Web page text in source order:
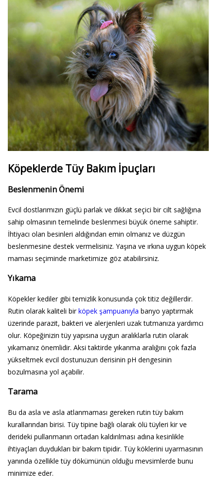
Köpeklerde Tüy Bakım İpuçları
Beslenmenin Önemi
Evcil dostlarımızın güçlü parlak ve dikkat seçici bir cilt sağlığına
sahip olmasının temelinde beslenmesi büyük öneme sahiptir.
İhtiyacı olan besinleri aldığından emin olmanız ve düzgün
beslenmesine destek vermelisiniz. Yaşına ve ırkına uygun köpek
maması seçiminde marketimize göz atabilirsiniz.
Yıkama
Köpekler kediler gibi temizlik konusunda çok titiz değillerdir.
Rutin olarak kaliteli birköpek şampuanıyla banyo yaptırmak
üzerinde parazit, bakteri ve alerjenleri uzak tutmanıza yardımcı
olur. Köpeğinizin tüy yapısına uygun aralıklarla rutin olarak
yıkamanız önemlidir. Aksi taktirde yıkanma aralığını çok fazla
yükseltmek evcil dostunuzun derisinin pH dengesinin
bozulmasına yol açabilir.
Tarama
Bu da asla ve asla atlanmaması gereken rutin tüy bakım
kurallarından birisi. Tüy tipine bağlı olarak ölü tüyleri kir ve
derideki pullanmanın ortadan kaldırılması adına kesinlikle
ihtiyaçları duydukları bir bakım tipidir. Tüy köklerini uyarmasının
yanında özellikle tüy dökümünün olduğu mevsimlerde bunu
minimize eder.